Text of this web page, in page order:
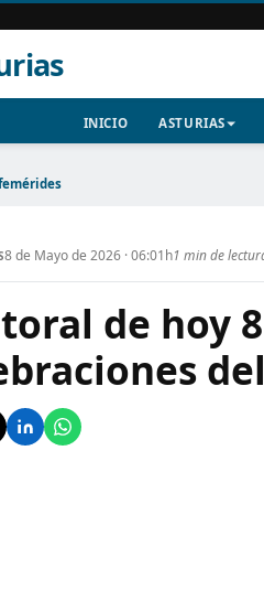
INICIO ASTURIAS
8 de Mayo de 2026 · 06:01h1 min de
de hoy